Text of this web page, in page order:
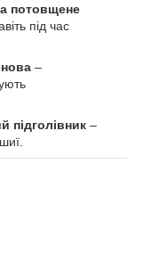
потовщене
під час
–
підголівник –